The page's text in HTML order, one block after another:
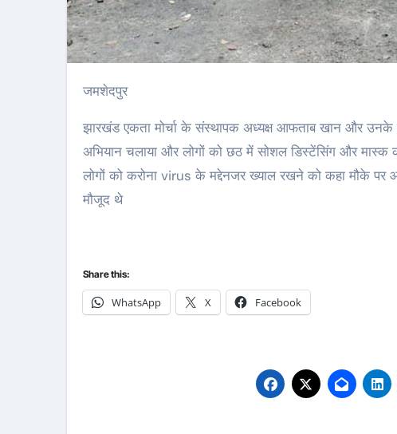
जमशेदपुर
झारखंड एकता मोर्चा के संस्थापक अध्यक्ष आफताब खान और
अभियान चलाया और लोगों को छठ में सोशल डिस्टेंसिंग और मास्क
लोगों को करोना virus के मद्देनजर ख्याल रखने को कहा मौके
मौजूद थे
Share this:
WhatsApp X Facebook